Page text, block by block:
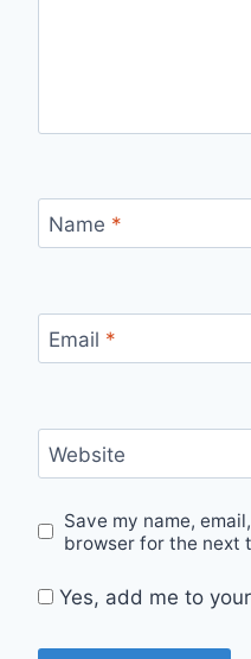
Name *
Email *
Website
Save my name,
browser for the next
Yes, add me to